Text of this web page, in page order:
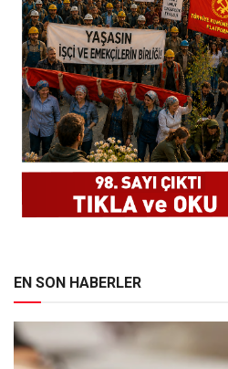
EN SON HABERLER